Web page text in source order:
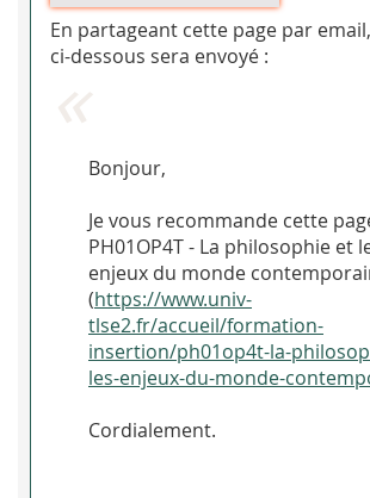
En partageant cette page par
ci-dessous sera envoyé :
Bonjour,
Je vous recommande cette
PH01OP4T - La philosophie et
enjeux du monde
(https://www.univ-
tlse2.fr/accueil/formation-
insertion/ph01op4t-la-
les-enjeux-du-monde-
Cordialement.